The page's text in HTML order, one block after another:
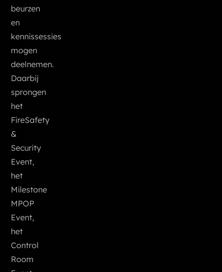
beurzen
en
kennissessies
mogen
deelnemen.
Daarbij
sprongen
het
FireSafety
&
Security
Event,
het
Milestone
MPOP
Event,
het
Control
Room